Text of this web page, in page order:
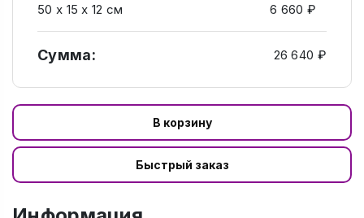
50 х 15 х 12 см
6 660 ₽
Сумма: 26 640 ₽
В корзину
Быстрый заказ